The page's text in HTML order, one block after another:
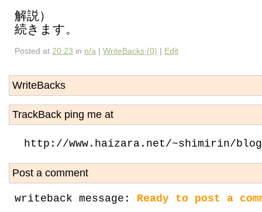
解説）
続きます。
Posted at 20:23 in n/a WriteBacks (0) Edit
WriteBacks
TrackBack ping me at
http://www.haizara.net/~shimirin/
Post a comment
writeback message: Ready to post a